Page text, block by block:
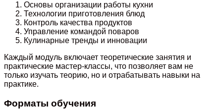
Основы организации работы кухни
Технологии приготовления блюд
Контроль качества продуктов
Управление командой поваров
Кулинарные тренды и инновации
Каждый модуль включает теоретические занятия и
практические мастер-классы, что позволяет вам не
только изучать теорию, но и отрабатывать навыки на
практике.
Форматы обучения